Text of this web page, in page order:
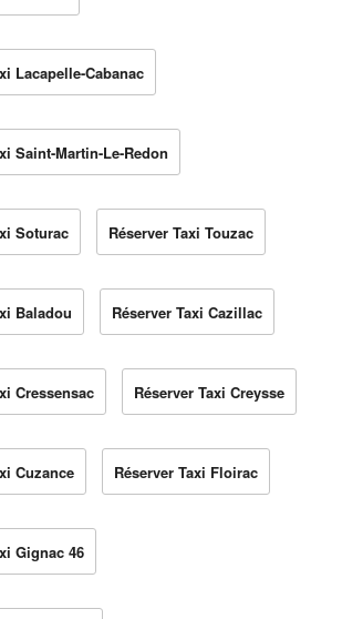
Lacapelle-Cabanac
Saint-Martin-Le-Redon
Soturac Réserver Taxi Touzac
Baladou Réserver Taxi Cazillac
Cressensac Réserver Taxi Creysse
Cuzance Réserver Taxi Floirac
Gignac 46